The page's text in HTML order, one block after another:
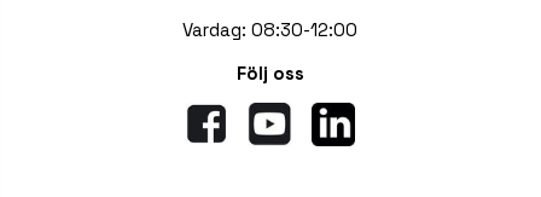
Vardag: 08:30-12:00
Följ oss